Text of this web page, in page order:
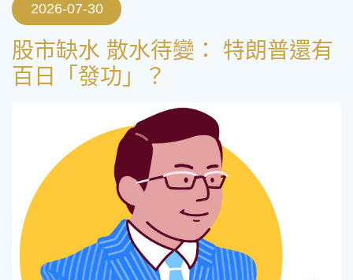
2026-07-30
股市缺水 散水待變： 特朗普還有
百日「發功」？